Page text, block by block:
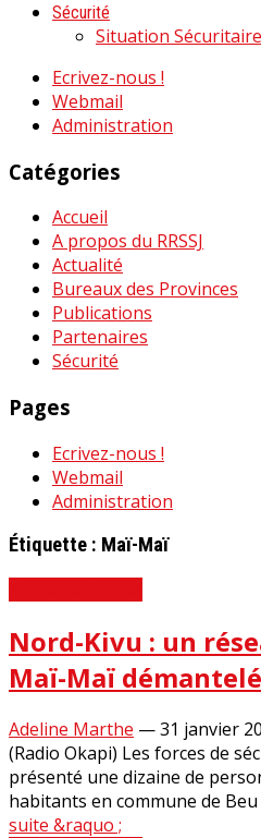
Sécurité
Situation Sécuritaire
Ecrivez-nous !
Webmail
Administration
Catégories
Accueil
A propos du RRSSJ
Actualité
Bureaux des Provinces
Publications
Partenaires
Sécurité
Pages
Ecrivez-nous !
Webmail
Administration
Étiquette : Maï-Maï
Nord-Kivu : un
Maï-Maï
Adeline Marthe —31 janvier
(Radio Okapi) Les forces de
présenté une dizaine de
habitants en commune de Beu
suite &raquo ;